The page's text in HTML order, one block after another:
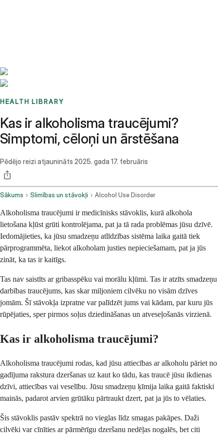
HEALTH LIBRARY
Kas ir alkoholisma traucējumi?
Simptomi, cēloņi un ārstēšana
Pēdējo reizi atjaunināts 2025. gada 17. februāris
Sākums Slimības un stāvokļi Alcohol Use Disorder
Alkoholisma traucējumi ir medicīnisks stāvoklis, kurā alkohola
lietošana kļūst grūti kontrolējama, pat ja tā rada problēmas jūsu dzīvē.
Iedomājieties, ka jūsu smadzeņu atlīdzības sistēma laika gaitā tiek
pārprogrammēta, liekot alkoholam justies nepieciešamam, pat ja jūs
zināt, ka tas ir kaitīgs.
Tas nav saistīts ar gribasspēku vai morālu kļūmi. Tas ir atzīts smadzeņu
darbības traucējums, kas skar miljoniem cilvēku no visām dzīves
jomām. Šī stāvokļa izpratne var palīdzēt jums vai kādam, par kuru jūs
rūpējaties, sper pirmos soļus dziedināšanas un atveseļošanās virzienā.
Kas ir alkoholisma traucējumi?
Alkoholisma traucējumi rodas, kad jūsu attiecības ar alkoholu pāriet no
gadījuma rakstura dzeršanas uz kaut ko tādu, kas traucē jūsu ikdienas
dzīvi, attiecības vai veselību. Jūsu smadzeņu ķīmija laika gaitā faktiski
mainās, padarot arvien grūtāku pārtraukt dzert, pat ja jūs to vēlaties.
Šis stāvoklis pastāv spektrā no vieglas līdz smagas pakāpes. Daži
cilvēki var cīnīties ar pārmērīgu dzeršanu nedēļas nogalēs, bet citi